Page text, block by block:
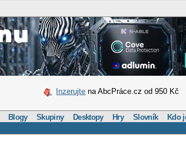
Inzerujte na AbcPráce.cz od 950 Kč
Blogy Skupiny Desktopy Hry Slovník Kdo